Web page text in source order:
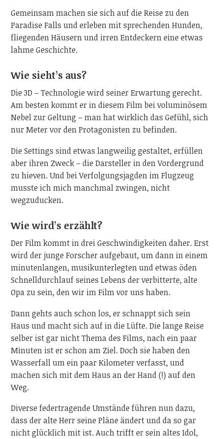
Gemeinsam machen sie sich auf die Reise zu den
Paradise Falls und erleben mit sprechenden Hunden,
fliegenden Häusern und irren Entdeckern eine etwas
lahme Geschichte.
Wie sieht’s aus?
Die 3D – Technologie wird seiner Erwartung gerecht.
Am besten kommt er in diesem Film bei voluminösem
Nebel zur Geltung – man hat wirklich das Gefühl, sich
nur Meter vor den Protagonisten zu befinden.
Die Settings sind etwas langweilig gestaltet, erfüllen
aber ihren Zweck – die Darsteller in den Vordergrund
zu hieven. Und bei Verfolgungsjagden im Flugzeug
musste ich mich manchmal zwingen, nicht
wegzuducken.
Wie wird’s erzählt?
Der Film kommt in drei Geschwindigkeiten daher. Erst
wird der junge Forscher aufgebaut, um dann in einem
minutenlangen, musikunterlegten und etwas öden
Schnelldurchlauf seines Lebens der verbitterte, alte
Opa zu sein, den wir im Film vor uns haben.
Dann gehts auch schon los, er schnappt sich sein
Haus und macht sich auf in die Lüfte. Die lange Reise
selber ist gar nicht Thema des Films, nach ein paar
Minuten ist er schon am Ziel. Doch sie haben den
Wasserfall um ein paar Kilometer verfasst, und
machen sich mit dem Haus an der Hand (!) auf den
Weg.
Diverse federtragende Umstände führen nun dazu,
dass der alte Herr seine Pläne ändert und da so gar
nicht glücklich mit ist. Auch trifft er sein altes Idol,